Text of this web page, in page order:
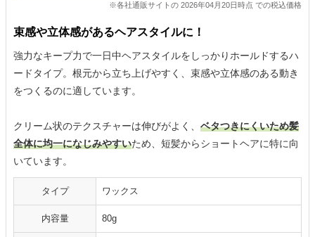
※各社通販サイトの 2026年04月20日時点 での税込価格
束感や立体感があるヘアスタイルに！
強力なキープ力で一日中ヘアスタイルをしっかりホールドするハ
ードタイプ。根元から立ち上げやすく、束感や立体感のある動き
をつくるのに適しています。
クリーム状のテクスチャーは伸びがよく、 ベタつきにくいため髪
全体に均一になじみやすいため、短髪からショートヘアに特に向
いています。
タイプ ワックス
内容量 80g